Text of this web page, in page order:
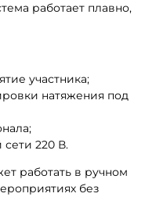
работает плавно,
участника;
натяжения под
сети 220 В.
работать в ручном
без